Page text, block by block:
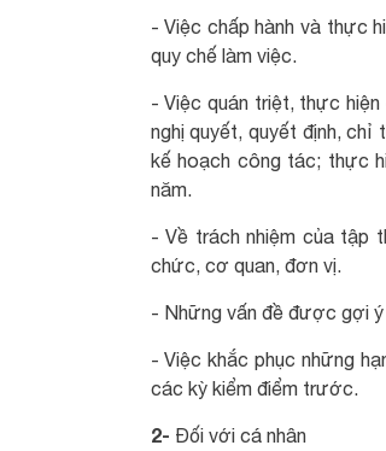
- Việc chấp hành và thực
quy chế làm việc.
- Việc quán triệt, thực
nghị quyết, quyết định,
kế hoạch công tác; thực
năm.
- Về trách nhiệm của tập
chức, cơ quan, đơn vị.
- Những vấn đề được gợi ý
- Việc khắc phục những
các kỳ kiểm điểm trước.
2- Đối với cá nhân